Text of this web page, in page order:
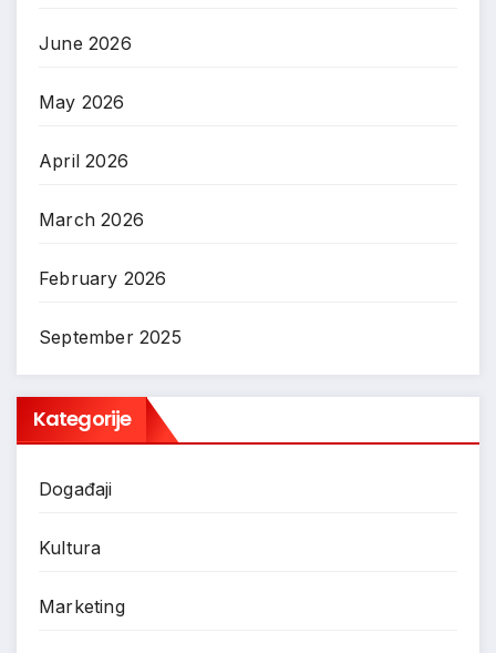
June 2026
May 2026
April 2026
March 2026
February 2026
September 2025
Kategorije
Događaji
Kultura
Marketing